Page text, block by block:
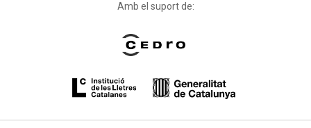
Amb el suport de: